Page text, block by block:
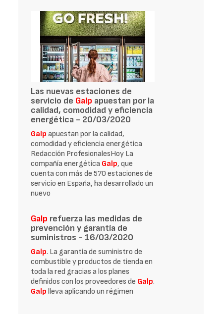
Las nuevas estaciones de
servicio de Galp apuestan por la
calidad, comodidad y eficiencia
energética - 20/03/2020
Galp apuestan por la calidad,
comodidad y eficiencia energética
Redacción ProfesionalesHoy La
compañía energética Galp, que
cuenta con más de 570 estaciones de
servicio en España, ha desarrollado un
nuevo
Galp refuerza las medidas de
prevención y garantía de
suministros - 16/03/2020
Galp. La garantía de suministro de
combustible y productos de tienda en
toda la red gracias a los planes
definidos con los proveedores de Galp.
Galp lleva aplicando un régimen